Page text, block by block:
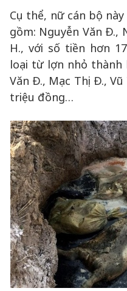
Cụ thể, nữ cán bộ
gồm: Nguyễn Văn Đ.,
H., với số tiền hơn
loại từ lợn nhỏ thành
Văn Đ., Mạc Thị Đ.,
triệu đồng…